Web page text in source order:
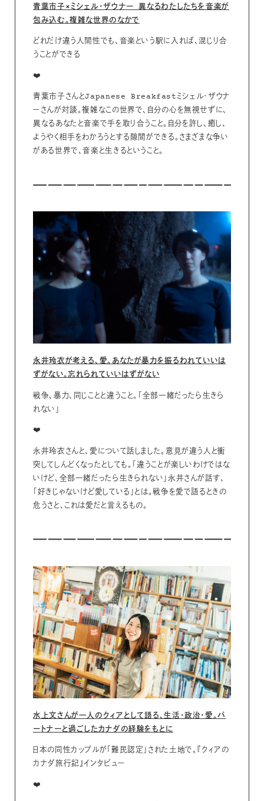
青葉市子×ミシェル・ザウナー 異なるわたしたちを音楽が
包み込む。複雑な世界のなかで
どれだけ違う人間性でも、音楽という駅に入れば、混じり合
うことができる
❤️
青葉市子さんとJapanese Breakfastミシェル・ザウナ
ーさんが対談。複雑なこの世界で、自分の心を無視せずに、
異なるあなたと音楽で手を取り合うこと。自分を許し、癒し、
ようやく相手をわかろうとする隙間ができる。さまざまな争い
がある世界で、音楽と生きるということ。
永井玲衣が考える、愛。あなたが暴力を振るわれていいは
ずがない。忘れられていいはずがない
戦争、暴力、同じことと違うこと。「全部一緒だったら生きら
れない」
❤️
永井玲衣さんと、愛について話しました。意見が違う人と衝
突してしんどくなったとしても。「違うことが楽しいわけではな
いけど、全部一緒だったら生きられない」永井さんが話す、
「好きじゃないけど愛している」とは。戦争を愛で語るときの
危うさと、これは愛だと言えるもの。
水上文さんが一人のクィアとして語る、生活・政治・愛。パ
ートナーと過ごしたカナダの経験をもとに
日本の同性カップルが「難民認定」された土地で。『クィアの
カナダ旅行記』インタビュー
❤️